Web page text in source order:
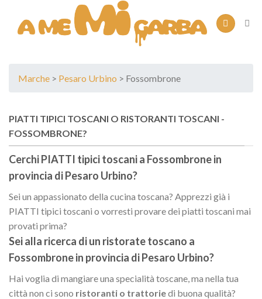
content
Marche > Pesaro Urbino > Fossombrone
PIATTI TIPICI TOSCANI O RISTORANTI TOSCANI -
FOSSOMBRONE?
Cerchi PIATTI tipici toscani a Fossombronein
provincia diPesaro Urbino?
Sei un appassionato della cucina toscana? Apprezzi già i
PIATTI tipici toscani o vorresti provare dei piatti toscani mai
provati prima?
Sei alla ricerca di un ristorate toscano a
Fossombronein provincia diPesaro Urbino?
Hai voglia di mangiare una specialità toscane, ma nella tua
città non ci sono ristoranti o trattoriedi buona qualità?